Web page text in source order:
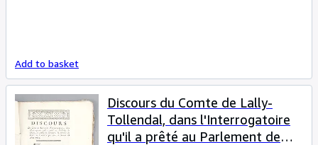
Add to basket
Discours du Comte de Lally-
Tollendal, dans l'Interrogatoire
qu'il a prêté au Parlement de